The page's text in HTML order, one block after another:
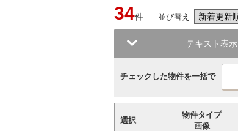
34件 並び替え
テキスト表示
チェックした物件を一括で
選択
物件タイプ
画像